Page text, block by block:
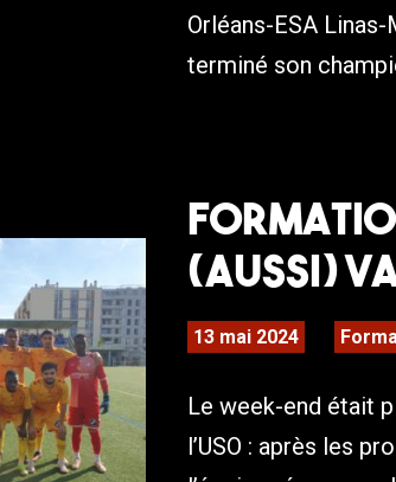
Orléans-ESA
terminé son
(aussi)
13 mai 2024
Le week-end était
l’USO : après les